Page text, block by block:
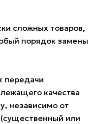
сложных товаров,
порядок замены
передачи
качества
независимо от
или